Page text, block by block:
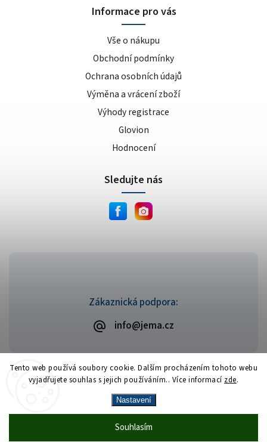
Tento web používá soubory cookie. Dalším procházením tohoto webu
vyjadřujete souhlas s jejich používáním.. Více informací zde.
Nastavení
Souhlasím
Vrácení zboží zdarma— celý srpen bez
Zákaznická podpora:
info@jema.cz
Informace pro vás
Vše o nákupu
Obchodní podmínky
Ochrana osobních údajů
Výměna a vrácení zboží
Výhody registrace
Glovion
Hodnocení
Sledujte nás
Copyright 2026JEMA.cz. Všechna práva vyhrazena.
VytvořilShoptet| Design